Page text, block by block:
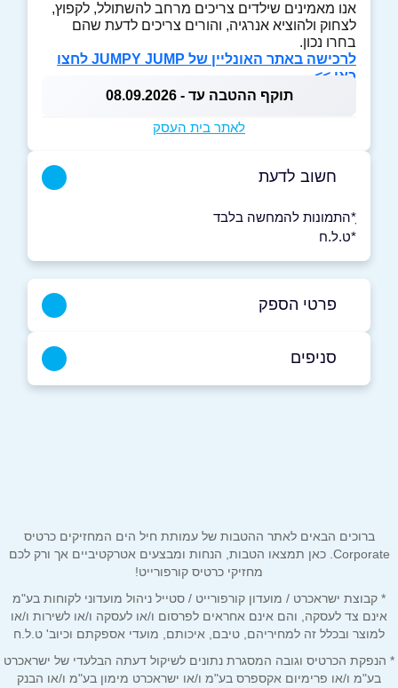
אנו מאמינים שילדים צריכים מרחב להשתולל, לקפוץ,
לצחוק ולהוציא אנרגיה, והורים צריכים לדעת שהם
בחרו נכון.
לרכישה באתר האונליין של JUMPY JUMP לחצו
כאן >>
תוקף ההטבה עד - 08.09.2026
לאתר בית העסק
חשוב לדעת
ָ*התמונות להמחשה בלבד
*ט.ל.ח
פרטי הספק
שם מלא*
סניפים
התמר 1
ברוכים הבאים לאתר ההטבות של עמותת חיל הים המחזיקים כרטיס
Corporate. כאן תמצאו הטבות, הנחות ומבצעים אטרקטיביים אך ורק לכם
מחזיקי כרטיס קורפורייט!
* קבוצת ישראכרט / מועדון קורפורייט / סטייל ניהול מועדוני לקוחות בע"מ
אינם צד לעסקה, והם אינם אחראים לפרסום ו/או לעסקה ו/או לשירות ו/או
למוצר ובכלל זה למחיריהם, טיבם, איכותם, מועדי אספקתם וכיוב' ט.ל.ח
* הנפקת הכרטיס וגובה המסגרת נתונים לשיקול דעתה הבלעדי של ישראכרט
בע"מ ו/או פרימיום אקספרס בע"מ ו/או ישראכרט מימון בע"מ ו/או הבנק